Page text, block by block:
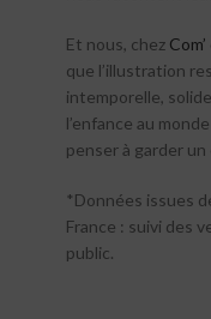
Et nous, chez
que l’illustration
intemporelle,
l’enfance au
penser à garder un
*Données issues
France : suivi des
public.